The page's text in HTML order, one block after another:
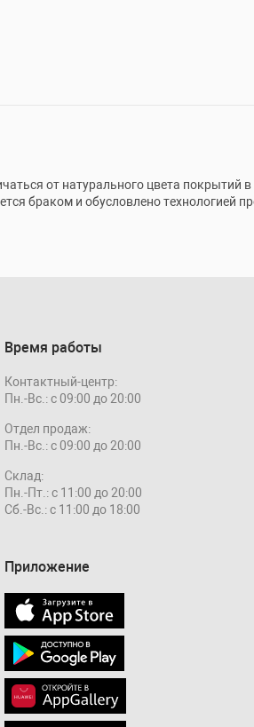
от натурального цвета покрытий в
браком и обусловлено технологией
Время работы
Контактный-центр:
Пн.-Вс.: с 09:00 до 20:00
Отдел продаж:
Пн.-Вс.: с 09:00 до 20:00
Склад:
Пн.-Пт.: с 11:00 до 20:00
Сб.-Вс.: с 11:00 до 18:00
Приложение